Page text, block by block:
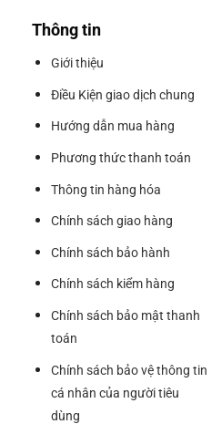
Thông tin
Giới thiệu
Điều Kiện giao dịch chung
Hướng dẫn mua hàng
Phương thức thanh toán
Thông tin hàng hóa
Chính sách giao hàng
Chính sách bảo hành
Chính sách kiểm hàng
Chính sách bảo mật thanh
toán
Chính sách bảo vệ thông tin
cá nhân của người tiêu
dùng